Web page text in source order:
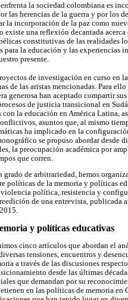
la sociedad colombiana es
las herencias de la guerra y por los
la incorporación de la paz como
una reflexión decantada
constitutivas de las realidades
para la educación y las experiencias
presente.
de investigación en curso en
de las aristas mencionadas. Para
generosa han aceptado compartir
de justicia transicional en
la educación en América Latina,
asuntos que, al mismo
ha implicado en la
se propuso abordar desde
la preocupación académica por
que corren.
de arbitrariedad, hemos
políticas de la memoria y políticas
política, resistencia y
de una entrevista, publicada
y políticas educativas
cinco artículos que abordan el
tensiones, encuentros y
a través de las discusiones
desde las últimas
que demandan por su
en las políticas de memoria